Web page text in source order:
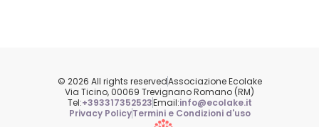
© 2026 All rights reservedAssociazione Ecolake
Via Ticino, 00069 Trevignano Romano (RM)
Tel:+393317352523Email:info@ecolake.it
Privacy PolicyTermini e Condizioni d'uso